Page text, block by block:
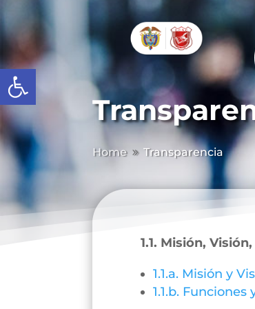
Abrir barra de herramientas
Home 9 Transparencia
1.1. Misión,
1.1.a. Misión y
1.1.b. Funciones